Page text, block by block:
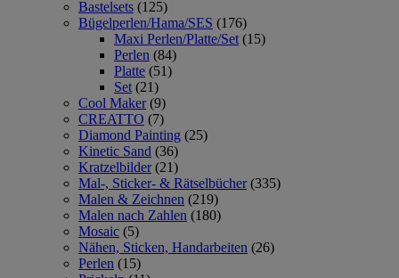
Bastelsets (125)
Bügelperlen/Hama/SES (176)
Maxi Perlen/Platte/Set (15)
Perlen (84)
Platte (51)
Set (21)
Cool Maker (9)
CREATTO (7)
Diamond Painting (25)
Kinetic Sand (36)
Kratzelbilder (21)
Mal-, Sticker- & Rätselbücher (335)
Malen & Zeichnen (219)
Malen nach Zahlen (180)
Mosaic (5)
Nähen, Sticken, Handarbeiten (26)
Perlen (15)